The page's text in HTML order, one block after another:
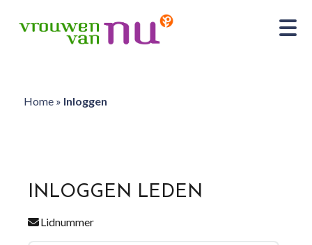
Home» Inloggen
INLOGGEN LEDEN
Lidnummer